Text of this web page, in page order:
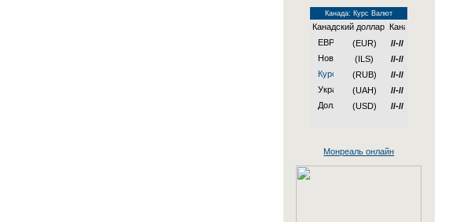
Канада: Курс Валют
Канадский доллар
(EUR)
//-//
(ILS)
//-//
(RUB)
//-//
(UAH)
//-//
(USD)
//-//
Монреаль онлайн